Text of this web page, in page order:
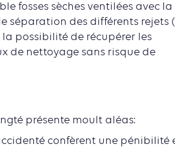
fosses sèches ventilées avec la
séparation des différents rejets (
possibilité de récupérer les
de nettoyage sans risque de
présente moult aléas:
confèrent une pénibilité